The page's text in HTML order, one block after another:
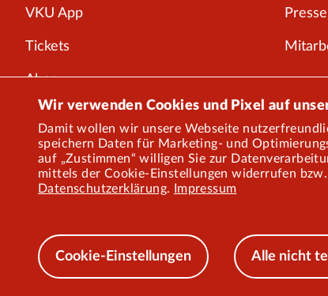
Wir verwenden Cookies und Pixel auf
Damit wollen wir unsere Webseite
speichern Daten für Marketing- und
auf „Zustimmen“ willigen Sie zur
mittels der Cookie-Einstellungen widerrufen
Datenschutzerklärung. Impressum
Cookie-Einstellungen Alle nicht
VKU App
Tickets
Abos
Störungen
Service
Onlineshop
Presse